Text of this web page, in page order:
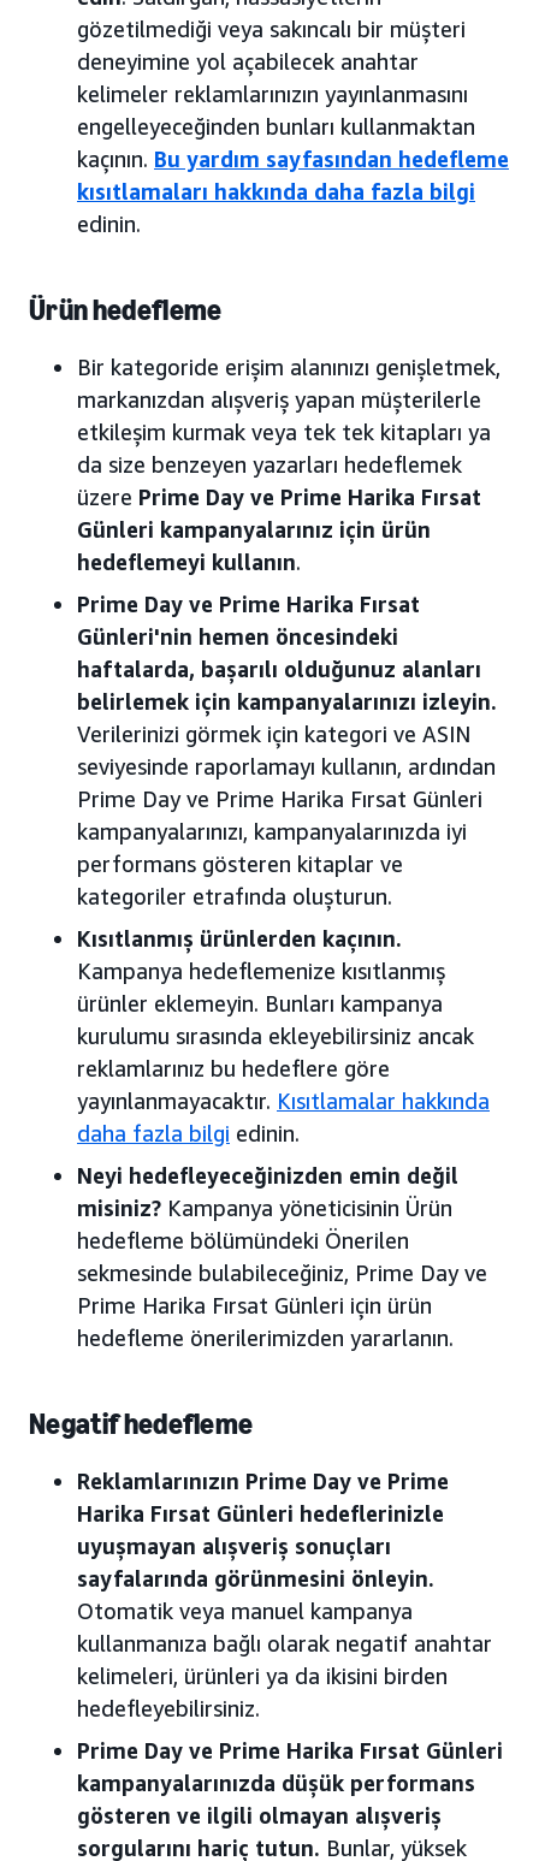
gözetilmediği veya sakıncalı bir müşteri
deneyimine yol açabilecek anahtar
kelimeler reklamlarınızın yayınlanmasını
engelleyeceğinden bunları kullanmaktan
kaçının. Bu yardım sayfasından hedefleme
kısıtlamaları hakkında daha fazla bilgi
edinin.
Ürün hedefleme
Bir kategoride erişim alanınızı genişletmek,
markanızdan alışveriş yapan müşterilerle
etkileşim kurmak veya tek tek kitapları ya
da size benzeyen yazarları hedeflemek
üzere Prime Day ve Prime Harika Fırsat
Günleri kampanyalarınız için ürün
hedeflemeyi kullanın.
Prime Day ve Prime Harika Fırsat
Günleri'nin hemen öncesindeki
haftalarda, başarılı olduğunuz alanları
belirlemek için kampanyalarınızı izleyin.
Verilerinizi görmek için kategori ve ASIN
seviyesinde raporlamayı kullanın, ardından
Prime Day ve Prime Harika Fırsat Günleri
kampanyalarınızı, kampanyalarınızda iyi
performans gösteren kitaplar ve
kategoriler etrafında oluşturun.
Kısıtlanmış ürünlerden kaçının.
Kampanya hedeflemenize kısıtlanmış
ürünler eklemeyin. Bunları kampanya
kurulumu sırasında ekleyebilirsiniz ancak
reklamlarınız bu hedeflere göre
yayınlanmayacaktır. Kısıtlamalar hakkında
daha fazla bilgi edinin.
Neyi hedefleyeceğinizden emin değil
misiniz? Kampanya yöneticisinin Ürün
hedefleme bölümündeki Önerilen
sekmesinde bulabileceğiniz, Prime Day ve
Prime Harika Fırsat Günleri için ürün
hedefleme önerilerimizden yararlanın.
Negatif hedefleme
Reklamlarınızın Prime Day ve Prime
Harika Fırsat Günleri hedeflerinizle
uyuşmayan alışveriş sonuçları
sayfalarında görünmesini önleyin.
Otomatik veya manuel kampanya
kullanmanıza bağlı olarak negatif anahtar
kelimeleri, ürünleri ya da ikisini birden
hedefleyebilirsiniz.
Prime Day ve Prime Harika Fırsat Günleri
kampanyalarınızda düşük performans
gösteren ve ilgili olmayan alışveriş
sorgularını hariç tutun. Bunlar, yüksek